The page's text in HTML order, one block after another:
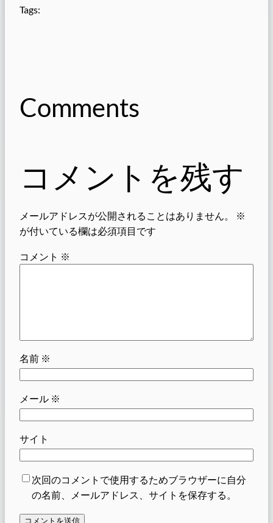
Tags:
Comments
コメントを残す
メールアドレスが公開されることはありません。
※
が付いている欄は必須項目です
コメント ※
名前 ※
メール ※
サイト
次回のコメントで使用するためブラウザーに自分
の名前、メールアドレス、サイトを保存する。